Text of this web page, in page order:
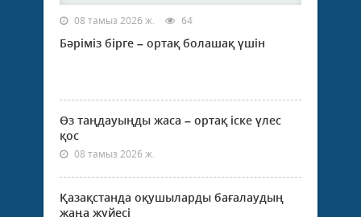
08 тамыз 2026 ж. 64
Бәріміз бірге – ортақ болашақ үшін
Өз таңдауыңды жаса – ортақ іске үлес
қос
08 тамыз 2026 ж.
Қазақстанда оқушыларды бағалаудың
жаңа жүйесі